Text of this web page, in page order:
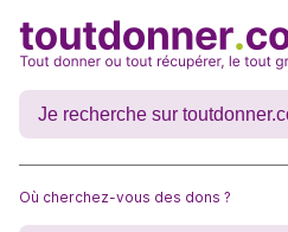
Où cherchez-vous des dons ?